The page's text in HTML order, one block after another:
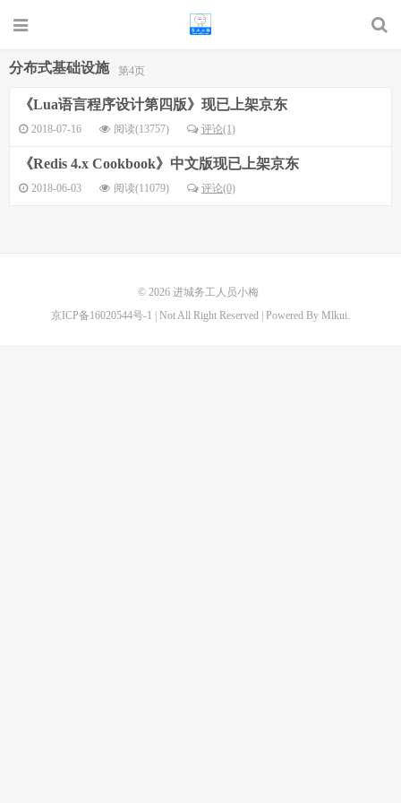
分布式基础设施 第4页
《Lua语言程序设计第四版》现已上架京东
2018-07-16 阅读(13757) 评论(1)
《Redis 4.x Cookbook》中文版现已上架京东
2018-06-03 阅读(11079) 评论(0)
© 2026 进城务工人员小梅
京ICP备16020544号-1 | Not All Right Reserved | Powered By Mlkui.